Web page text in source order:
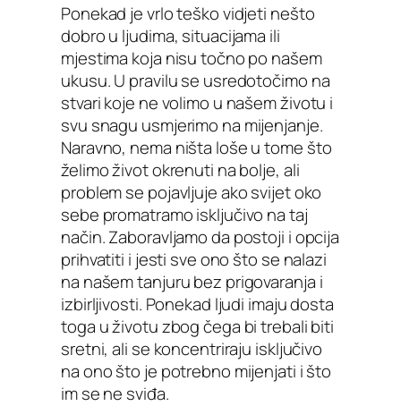
Ponekad je vrlo teško vidjeti nešto
dobro u ljudima, situacijama ili
mjestima koja nisu točno po našem
ukusu. U pravilu se usredotočimo na
stvari koje ne volimo u našem životu i
svu snagu usmjerimo na mijenjanje.
Naravno, nema ništa loše u tome što
želimo život okrenuti na bolje, ali
problem se pojavljuje ako svijet oko
sebe promatramo isključivo na taj
način. Zaboravljamo da postoji i opcija
prihvatiti i jesti sve ono što se nalazi
na našem tanjuru bez prigovaranja i
izbirljivosti. Ponekad ljudi imaju dosta
toga u životu zbog čega bi trebali biti
sretni, ali se koncentriraju isključivo
na ono što je potrebno mijenjati i što
im se ne sviđa.